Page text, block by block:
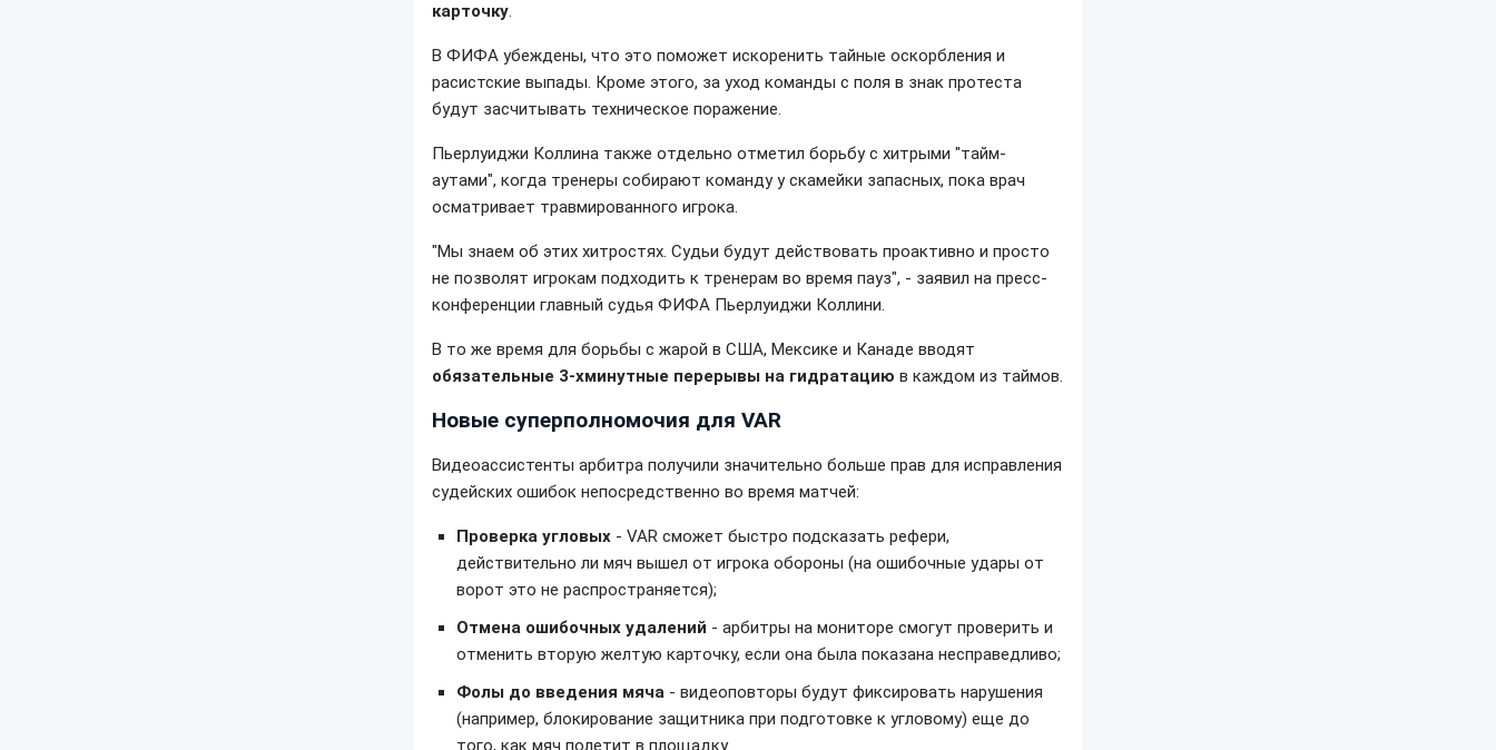
карточку.
В ФИФА убеждены, что это поможет искоренить тайные оскорбления и
расистские выпады. Кроме этого, за уход команды с поля в знак протеста
будут засчитывать техническое поражение.
Пьерлуиджи Коллина также отдельно отметил борьбу с хитрыми "тайм-
аутами", когда тренеры собирают команду у скамейки запасных, пока врач
осматривает травмированного игрока.
"Мы знаем об этих хитростях. Судьи будут действовать проактивно и просто
не позволят игрокам подходить к тренерам во время пауз", - заявил на пресс-
конференции главный судья ФИФА Пьерлуиджи Коллини.
В то же время для борьбы с жарой в США, Мексике и Канаде вводят
обязательные 3-хминутные перерывы на гидратацию в каждом из таймов.
Новые суперполномочия для VAR
Видеоассистенты арбитра получили значительно больше прав для исправления
судейских ошибок непосредственно во время матчей:
Проверка угловых - VAR сможет быстро подсказать рефери,
действительно ли мяч вышел от игрока обороны (на ошибочные удары от
ворот это не распространяется);
Отмена ошибочных удалений - арбитры на мониторе смогут проверить и
отменить вторую желтую карточку, если она была показана несправедливо;
Фолы до введения мяча - видеоповторы будут фиксировать нарушения
(например, блокирование защитника при подготовке к угловому) еще до